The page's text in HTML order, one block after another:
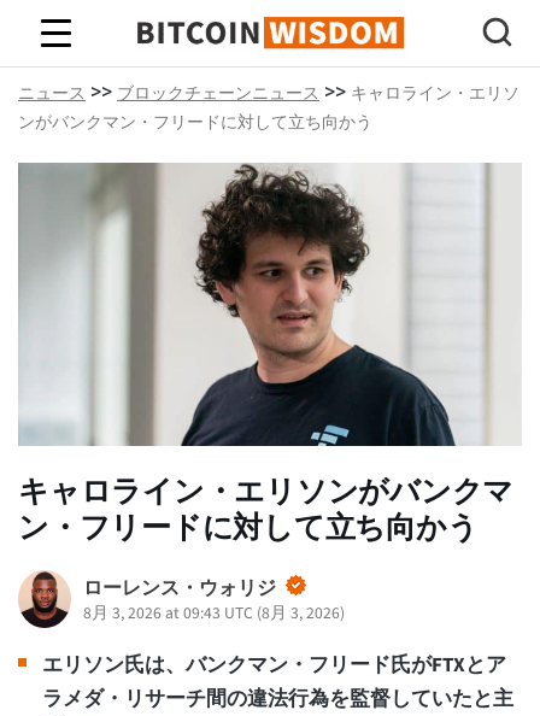
ビットコインの知恵
ニュース >> ブロックチェーンニュース >> キャロライン・エリソ
ンがバンクマン・フリードに対して立ち向かう
キャロライン・エリソンがバンクマ
ン・フリードに対して立ち向かう
ローレンス・ウォリジ
8月 3, 2026 at 09:43 UTC (8月 3, 2026)
エリソン氏は、バンクマン・フリード氏がFTXとア
ラメダ・リサーチ間の違法行為を監督していたと主